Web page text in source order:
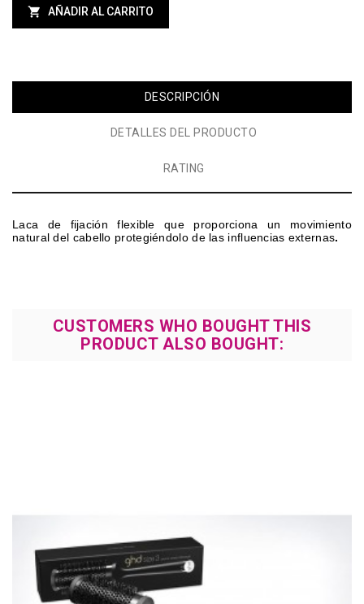
 AÑADIR AL CARRITO
DESCRIPCIÓN
DETALLES DEL PRODUCTO
RATING
Laca de fijación flexible que proporciona un movimiento
natural del cabello protegiéndolo de las influencias externas.
CUSTOMERS WHO BOUGHT THIS
PRODUCT ALSO BOUGHT: